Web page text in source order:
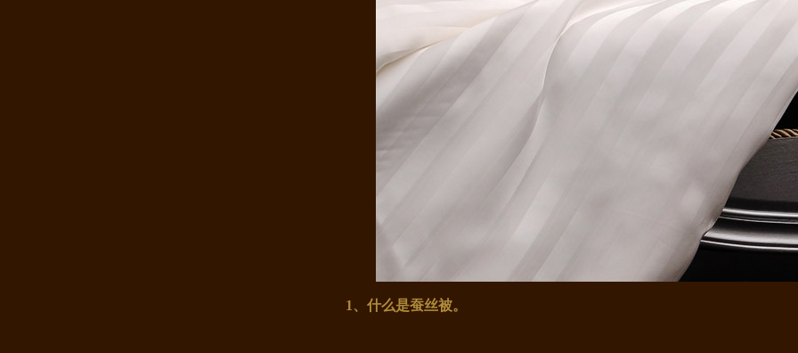
1、什么是蚕丝被。